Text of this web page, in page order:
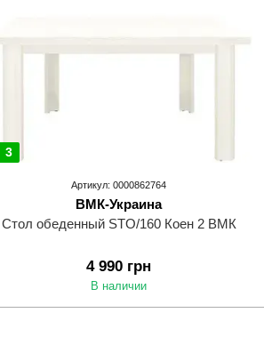
3
Артикул: 0000862764
ВМК-Украина
Стол обеденный STO/160 Коен 2 ВМК
4 990 грн
В наличии